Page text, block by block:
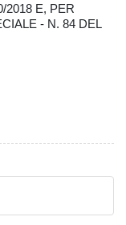
2018 E, PER
- N. 84 DEL